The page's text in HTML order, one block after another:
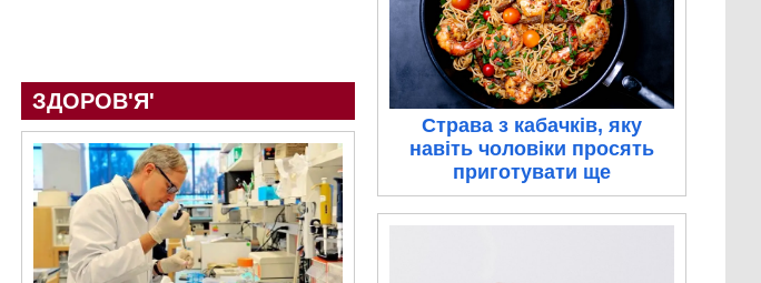
ЗДОРОВ'Я'
Страва з кабачків, яку
навіть чоловіки просять
приготувати ще